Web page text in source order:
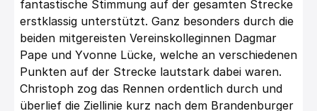
fantastische Stimmung auf der gesamten Strecke
erstklassig unterstützt. Ganz besonders durch die
beiden mitgereisten Vereinskolleginnen Dagmar
Pape und Yvonne Lücke, welche an verschiedenen
Punkten auf der Strecke lautstark dabei waren.
Christoph zog das Rennen ordentlich durch und
überlief die Ziellinie kurz nach dem Brandenburger